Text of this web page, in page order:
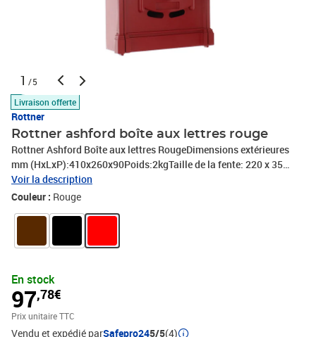
1 /5
Livraison offerte
Rottner
Rottner ashford boîte aux lettres rouge
Rottner Ashford Boîte aux lettres RougeDimensions extérieures
mm (HxLxP):410x260x90Poids:2kgTaille de la fente: 220 x 35
mmPose Murale (matériel de fixation inclus)Serrure à cylindre
fournie avec deux clésRésistance aux intempéries et
Voir la description
Couleur : Rouge
En stock
97,78€
Prix unitaire TTC
Vendu et expédié parSafepro245/5(4)